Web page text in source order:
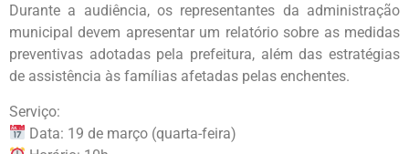
Durante a audiência, os representantes da administração
municipal devem apresentar um relatório sobre as medidas
preventivas adotadas pela prefeitura, além das estratégias
de assistência às famílias afetadas pelas enchentes.
Serviço:
Data: 19 de março (quarta-feira)